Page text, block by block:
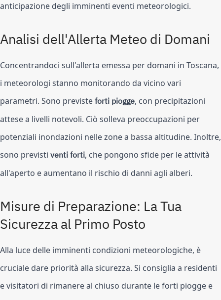
anticipazione degli imminenti eventi meteorologici.
Analisi dell'Allerta Meteo di Domani
Concentrandoci sull'allerta emessa per domani in Toscana,
i meteorologi stanno monitorando da vicino vari
parametri. Sono previsteforti piogge, con precipitazioni
attese a livelli notevoli. Ciò solleva preoccupazioni per
potenziali inondazioni nelle zone a bassa altitudine. Inoltre,
sono previsti venti forti, che pongono sfide per le attività
all'aperto e aumentano il rischio di danni agli alberi.
Misure di Preparazione: La Tua
Sicurezza al Primo Posto
Alla luce delle imminenti condizioni meteorologiche, è
cruciale dare priorità alla sicurezza. Si consiglia a residenti
e visitatori di rimanere al chiuso durante le forti piogge e